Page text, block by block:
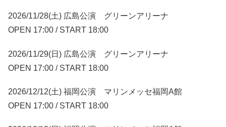
2026/11/28(土) 広島公演 グリーンアリーナ
OPEN 17:00 / START 18:00
2026/11/29(日) 広島公演 グリーンアリーナ
OPEN 17:00 / START 18:00
2026/12/12(土) 福岡公演 マリンメッセ福岡A館
OPEN 17:00 / START 18:00